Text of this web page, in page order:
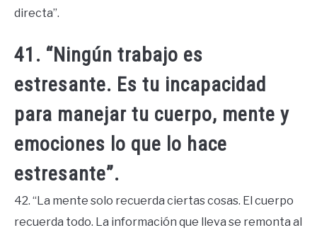
directa”.
41. “Ningún trabajo es
estresante. Es tu incapacidad
para manejar tu cuerpo, mente y
emociones lo que lo hace
estresante”.
42. “La mente solo recuerda ciertas cosas. El cuerpo
recuerda todo. La información que lleva se remonta al